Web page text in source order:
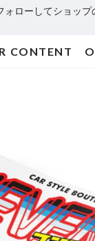
ォローしてショップ